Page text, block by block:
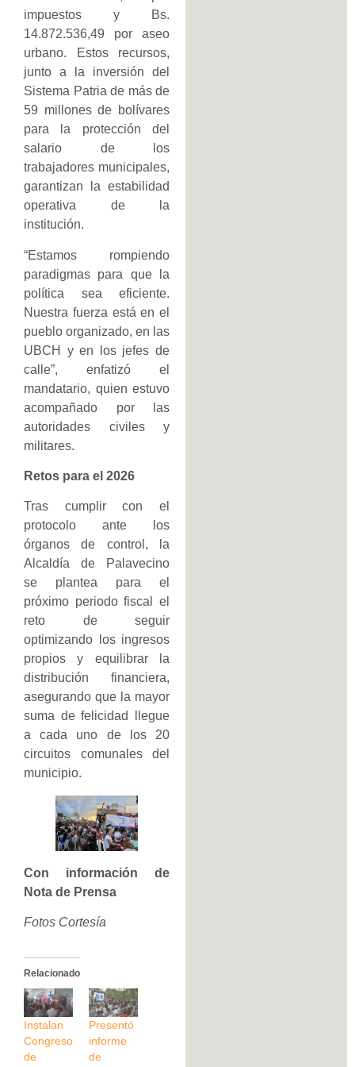
impuestos y Bs.
14.872.536,49 por aseo
urbano. Estos recursos,
junto a la inversión del
Sistema Patria de más de
59 millones de bolívares
para la protección del
salario de los
trabajadores municipales,
garantizan la estabilidad
operativa de la
institución.
“Estamos rompiendo
paradigmas para que la
política sea eficiente.
Nuestra fuerza está en el
pueblo organizado, en las
UBCH y en los jefes de
calle”, enfatizó el
mandatario, quien estuvo
acompañado por las
autoridades civiles y
militares.
Retos para el 2026
Tras cumplir con el
protocolo ante los
órganos de control, la
Alcaldía de Palavecino
se plantea para el
próximo periodo fiscal el
reto de seguir
optimizando los ingresos
propios y equilibrar la
distribución financiera,
asegurando que la mayor
suma de felicidad llegue
a cada uno de los 20
circuitos comunales del
municipio.
Con información de
Nota de Prensa
Fotos Cortesía
Relacionado
Instalan
Congreso
de
Presentó
informe
de